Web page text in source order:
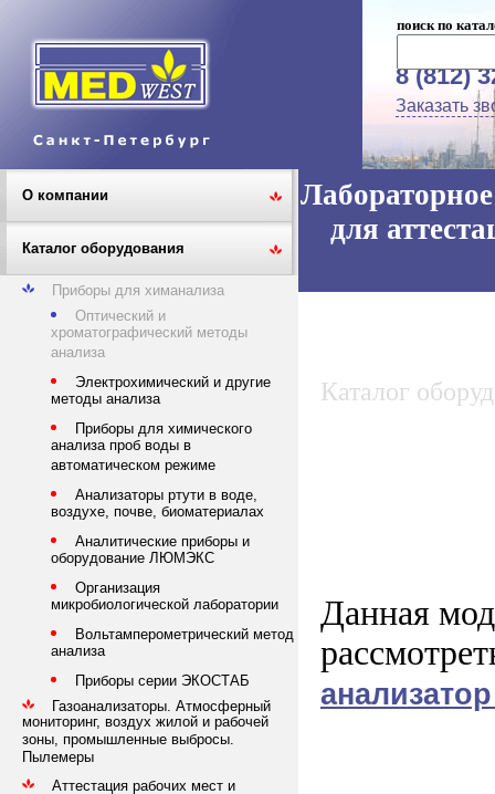
поиск по
8 (812)
Заказать
О компании
Каталог оборудования
Приборы для химанализа
Оптический и
хроматографический методы
анализа
Электрохимический и другие
методы анализа
Приборы для химического
анализа проб воды в
автоматическом режиме
Анализаторы ртути в воде,
воздухе, почве, биоматериалах
Аналитические приборы и
оборудование ЛЮМЭКС
Организация
микробиологической лаборатории
Вольтамперометрический метод
анализа
Приборы серии ЭКОСТАБ
Газоанализаторы. Атмосферный
мониторинг, воздух жилой и рабочей
зоны, промышленные выбросы.
Пылемеры
Аттестация рабочих мест и
для
Каталог
Данная